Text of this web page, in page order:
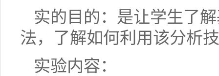
实的目的：是让学生了
法，了解如何利用该分析
实验内容：